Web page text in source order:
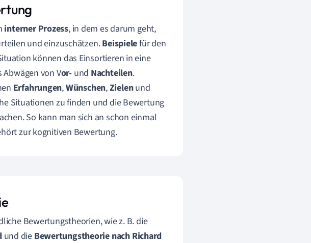
interner Prozess, in dem es darum geht,
und einzuschätzen.Beispielefür den
können das Einsortieren in eine
von Vor- und Nachteilen.
Erfahrungen,Wünschen,Zielenund
Situationen zu finden und die Bewertung
So kann man sich an schon einmal
zur kognitiven Bewertung.
Bewertungstheorien, wie z. B. die
und die Bewertungstheorie nach Richard